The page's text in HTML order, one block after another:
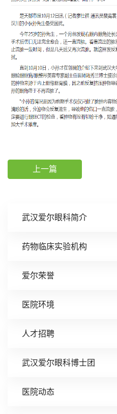
武汉爱尔眼科简介
药物临床实验机构
爱尔荣誉
医院环境
人才招聘
武汉爱尔眼科博士团
医院动态
上一篇